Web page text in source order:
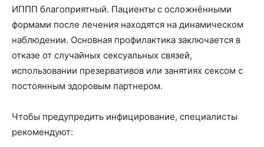
ИППП благоприятный. Пациенты с осложнёнными
формами после лечения находятся на динамическом
наблюдении. Основная профилактика заключается в
отказе от случайных сексуальных связей,
использовании презервативов или занятиях сексом с
постоянным здоровым партнером.
Чтобы предупредить инфицирование, специалисты
рекомендуют: